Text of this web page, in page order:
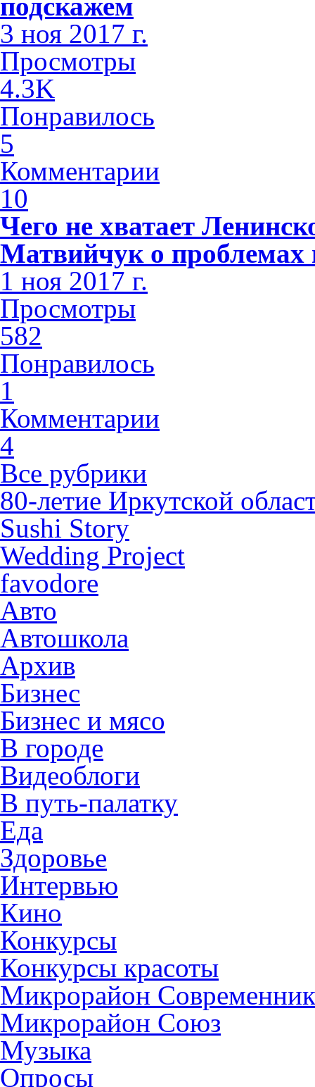
3 ноя 2017 г.
Просмотры
4.3K
Понравилось
5
Комментарии
10
Чего не хватает
Матвийчук о проблемах
1 ноя 2017 г.
Просмотры
582
Понравилось
1
Комментарии
4
Все рубрики
80-летие Иркутской
Sushi Story
Wedding Project
favodore
Авто
Автошкола
Архив
Бизнес
Бизнес и мясо
В городе
Видеоблоги
В путь-палатку
Еда
Здоровье
Интервью
Кино
Конкурсы
Конкурсы красоты
Микрорайон Современник
Микрорайон Союз
Музыка
Опросы